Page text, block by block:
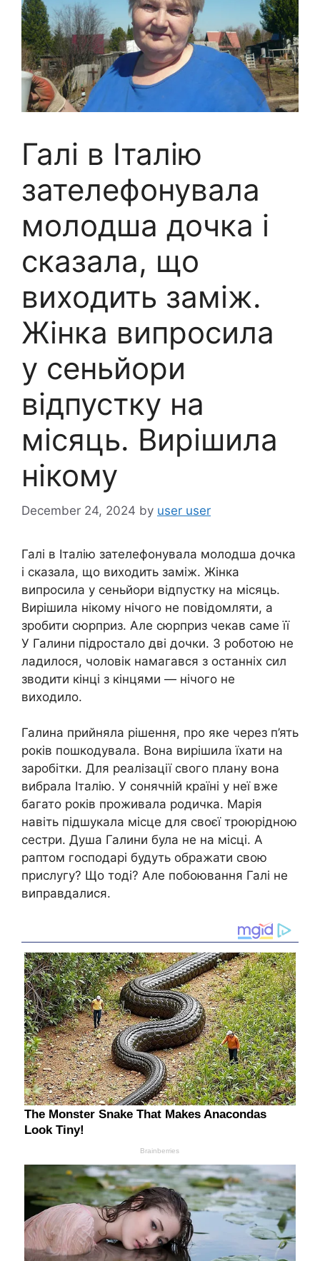
Галі в Італію
зателефонувала
молодша дочка і
сказала, що
виходить заміж.
Жінка випросила
у сеньйори
відпустку на
місяць. Вирішила
нікому
December 24, 2024 by user user
Галі в Італію зателефонувала молодша дочка
і сказала, що виходить заміж. Жінка
випросила у сеньйори відпустку на місяць.
Вирішила нікому нічого не повідомляти, а
зробити сюрприз. Але сюрприз чекав саме її
У Галини підростало дві дочки. З роботою не
ладилося, чоловік намагався з останніх сил
зводити кінці з кінцями — нічого не
виходило.
Галина прийняла рішення, про яке через п’ять
років пошкодувала. Вона вирішила їхати на
заробітки. Для реалізації свого плану вона
вибрала Італію. У сонячній країні у неї вже
багато років проживала родичка. Марія
навіть підшукала місце для своєї троюрідною
сестри. Душа Галини була не на місці. А
раптом господарі будуть ображати свою
прислугу? Що тоді? Але побоювання Галі не
виправдалися.